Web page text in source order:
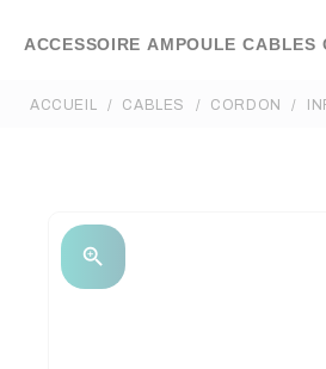
ACCESSOIRE AMPOULE CABLES
ACCUEIL CABLES CORDON
zoom_in